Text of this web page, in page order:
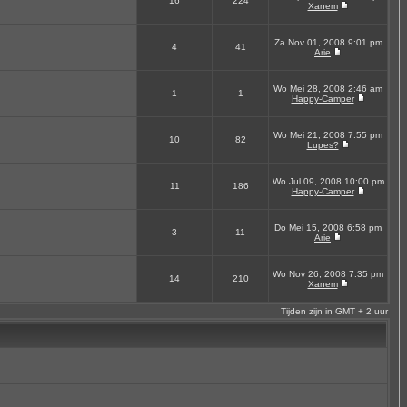
Xanem
4 41
Za Nov 01, 2008 9:01 pm
Arie
1 1
Wo Mei 28, 2008 2:46 am
Happy-Camper
10 82
Wo Mei 21, 2008 7:55 pm
Lupes?
11 186
Wo Jul 09, 2008 10:00 pm
Happy-Camper
3 11
Do Mei 15, 2008 6:58 pm
Arie
14 210
Wo Nov 26, 2008 7:35 pm
Xanem
Tijden zijn in GMT + 2 uur